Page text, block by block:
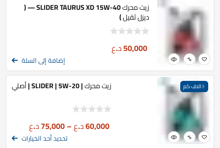
زيت محرك SLIDER TAURUS XD 15W-40 — (
ديزل ثقيل )
50,000د.ع
إضافة إلى السلة
١٠ الاف كم زيت محرك | SLIDER | 5W-20 | أصلي
60,000د.ع–
75,000د.ع
تحديد أحد الخيارات